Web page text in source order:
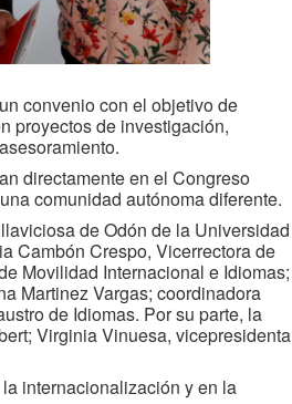
convenio con el objetivo de
proyectos de investigación,
directamente en el Congreso
comunidad autónoma diferente.
de Odón de la Universidad
Cambón Crespo, Vicerrectora de
Movilidad Internacional e Idiomas;
Martinez Vargas; coordinadora
de Idiomas. Por su parte, la
Virginia Vinuesa, vicepresidenta
internacionalización y en la